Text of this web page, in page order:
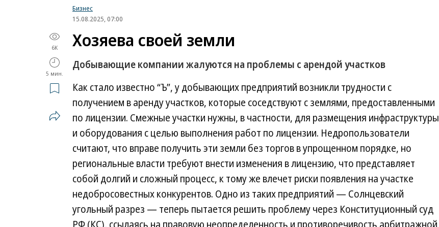
Бизнес
15.08.2025, 07:00
6K
5 мин.
Хозяева своей земли
Добывающие компании жалуются на проблемы с арендой участков
Как стало известно “Ъ”, у добывающих предприятий возникли трудности с
получением в аренду участков, которые соседствуют с землями, предоставленными
по лицензии. Смежные участки нужны, в частности, для размещения инфраструктуры
и оборудования с целью выполнения работ по лицензии. Недропользователи
считают, что вправе получить эти земли без торгов в упрощенном порядке, но
региональные власти требуют внести изменения в лицензию, что представляет
собой долгий и сложный процесс, к тому же влечет риски появления на участке
недобросовестных конкурентов. Одно из таких предприятий — Солнцевский
угольный разрез — теперь пытается решить проблему через Конституционный суд